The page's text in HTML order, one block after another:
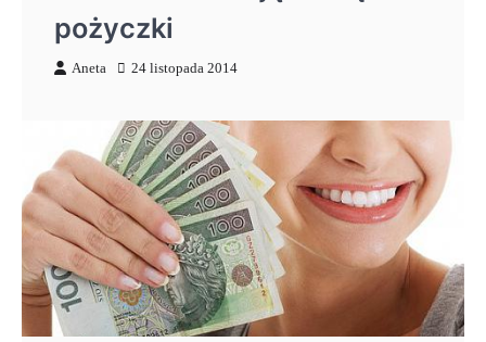
pożyczki
Aneta 24 listopada 2014